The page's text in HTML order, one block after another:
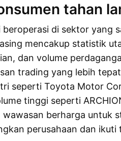
tahan
beroperasi di sektor yang
mencakup statistik
dan volume
trading yang lebih
seperti Toyota Motor
tinggi seperti
berharga untuk
perusahaan dan ikuti